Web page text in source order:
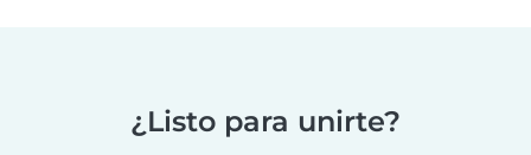
¿Listo para unirte?